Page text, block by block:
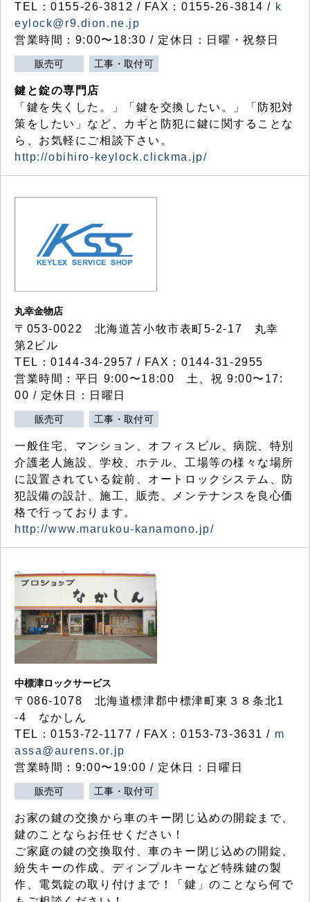
TEL：0155-26-3812 / FAX：0155-26-3814 / k
eylock@r9.dion.ne.jp
営業時間：9:00〜18:30 / 定休日：日曜・祝祭日
販売可 工事・取付可
鍵と錠の専門店
「鍵を失くした。」「鍵を交換したい。」「防犯対
策をしたい」など、カギと防犯に鍵に関することな
ら、お気軽にご相談下さい。
http://obihiro-keylock.clickma.jp/
丸幸金物店
〒053-0022 北海道苫小牧市表町5-2-17 丸幸
第2ビル
TEL：0144-34-2957 / FAX：0144-31-2955
営業時間：平日 9:00〜18:00 土、祝 9:00〜17:
00 / 定休日：日曜日
販売可 工事・取付可
一般住宅、マンション、オフィスビル、病院、特別
介護老人施設、学校、ホテル、工場等の様々な場所
に設置されている錠前、オートロックシステム、防
犯設備の設計、施工、販売、メンテナンスを良心価
格で行っております。
http://www.marukou-kanamono.jp/
中標津ロックサービス
〒086-1078 北海道標津郡中標津町東３８条北1
-4 なかしん
TEL：0153-72-1177 / FAX：0153-73-3631 / m
assa@aurens.or.jp
営業時間：9:00〜19:00 / 定休日：日曜日
販売可 工事・取付可
お家の鍵の交換から車のキー閉じ込めの開錠まで、
鍵のことならお任せください！
ご家庭の鍵の交換取付、車のキー閉じ込めの開錠、
紛失キーの作成、ディンプルキーなど特殊鍵の製
作、電気錠の取り付けまで！「鍵」のことなら何で